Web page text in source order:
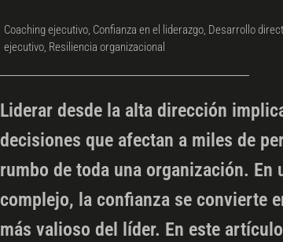
Coaching ejecutivo, Confianza en el liderazgo, Desarrollo
ejecutivo, Resiliencia organizacional
Liderar desde la alta dirección
decisiones que afectan a miles de
rumbo de toda una organización. En
complejo, la confianza se convierte
más valioso del líder. En este